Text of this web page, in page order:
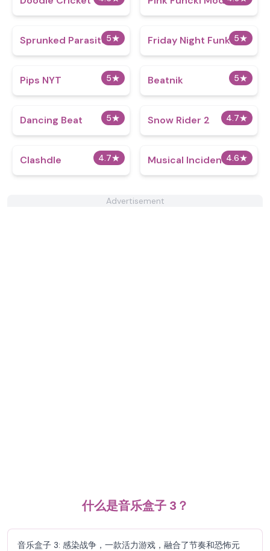
5★
Sprunked Parasite 5★
Friday Night Funkin
5★
Pips NYT 5★
Beatnik
5★
Dancing Beat 4.7★
Snow Rider 2
4.7★
Clashdle 4.6★
Musical Incidents
Advertisement
什么是音乐盒子 3？
音乐盒子 3: 感染战争，一款活力游戏，融合了节奏和恐怖元